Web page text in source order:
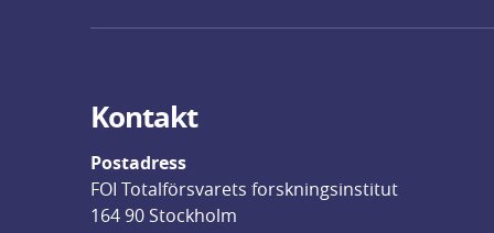
Kontakt
Postadress
FOI Totalförsvarets forskningsinstitut
164 90 Stockholm